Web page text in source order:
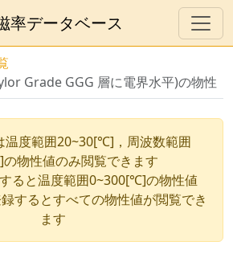
率データベース
Grade GGG 層に電界水平)の物性
温度範囲20~30[℃]，周波数範囲
物性値のみ閲覧できます
ると温度範囲0~300[℃]の物性値
するとすべての物性値が閲覧でき
ます